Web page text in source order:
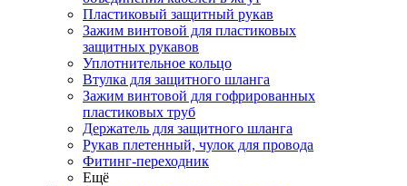
Пластиковый защитный рукав
Зажим винтовой для пластиковых
защитных рукавов
Уплотнительное кольцо
Втулка для защитного шланга
Зажим винтовой для гофрированных
пластиковых труб
Держатель для защитного шланга
Рукав плетенный, чулок для провода
Фитинг-переходник
Ещё